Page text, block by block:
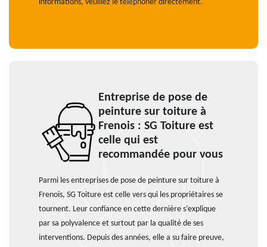
informations, veuillez le téléphoner directement.
Entreprise de pose de
peinture sur toiture à
Frenois : SG Toiture est
celle qui est
recommandée pour vous
Parmi les entreprises de pose de peinture sur toiture à
Frenois, SG Toiture est celle vers qui les propriétaires se
tournent. Leur confiance en cette dernière s’explique
par sa polyvalence et surtout par la qualité de ses
interventions. Depuis des années, elle a su faire preuve,